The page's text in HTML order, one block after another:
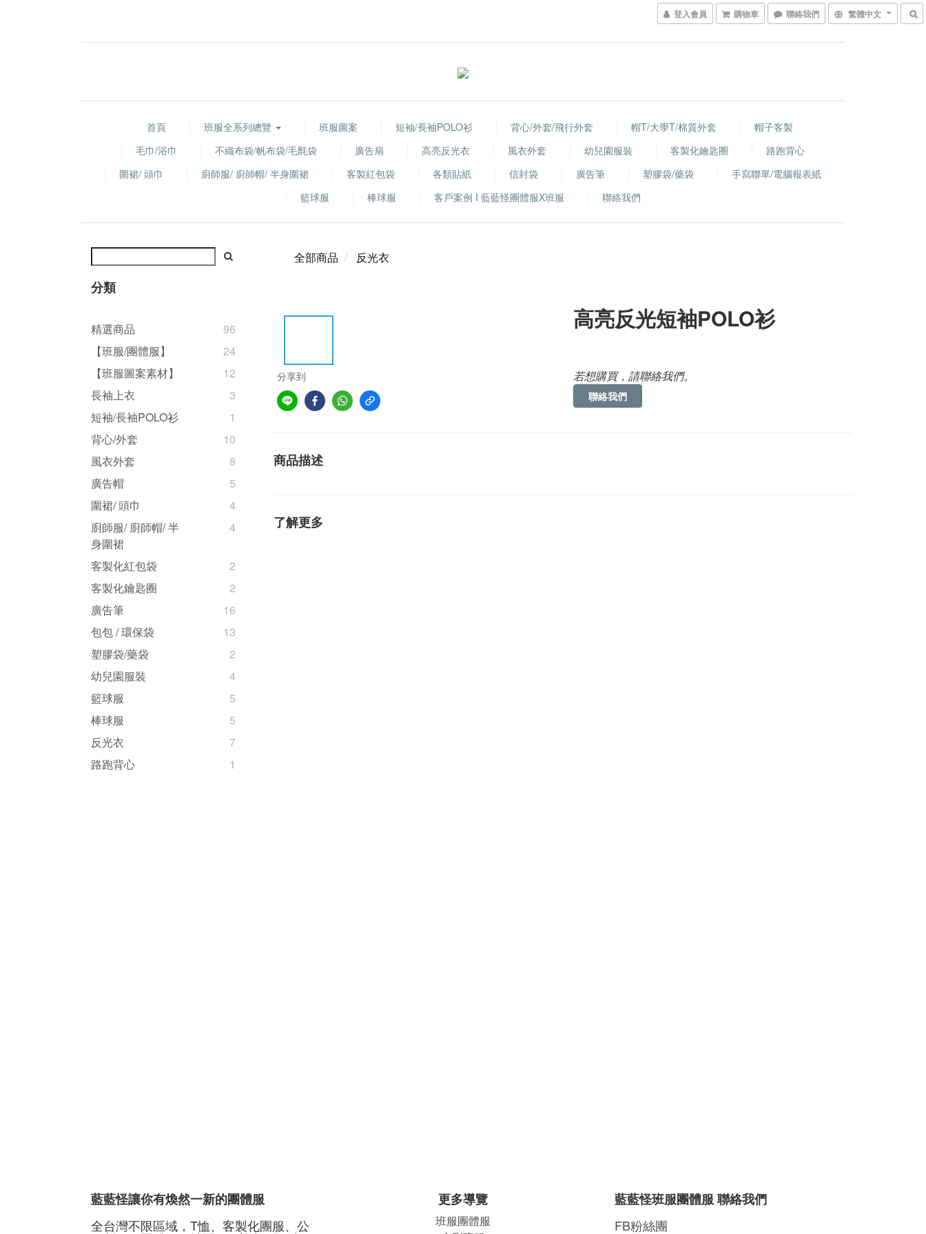
登入會員 購物車 聯絡我們 繁體中文
首頁 班服全系列總覽 班服圖案 短袖/長袖POLO衫 背心/外套/飛行外套 帽T/大學T/棉質外套
帽子客製
毛巾/浴巾
不織布袋/帆布袋/毛氈袋 廣告扇 高亮反光衣 風衣外套 幼兒園服裝 客製化鑰匙圈
路跑背心
圍裙/ 頭巾
廚師服/ 廚師帽/ 半身圍裙 客製紅包袋 各類貼紙 信封袋 廣告筆 塑膠袋/藥袋
手寫聯單/電腦報表紙
籃球服
棒球服 客戶案例 I 藍藍怪團體服X班服 聯絡我們
分類
精選商品
96
【班服/團體服】
24
【班服圖案素材】
12
長袖上衣
3
短袖/長袖POLO衫
1
背心/外套
10
風衣外套
8
廣告帽
5
圍裙/ 頭巾
4
廚師服/ 廚師帽/ 半
身圍裙
4
客製化紅包袋
2
客製化鑰匙圈
2
廣告筆
16
包包 / 環保袋
13
塑膠袋/藥袋
2
幼兒園服裝
4
籃球服
5
棒球服
5
反光衣
7
路跑背心
1
全部商品 反光衣
分享到
高亮反光短袖POLO衫
若想購買，請聯絡我們。
聯絡我們
商品描述
了解更多
藍藍怪讓你有煥然一新的團體服
全台灣不限區域，T恤、客製化團服、公
更多導覽
班服團體服
藍藍怪班服團體服 聯絡我們
FB粉絲團